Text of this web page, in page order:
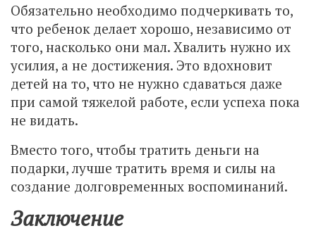
Обязательно необходимо подчеркивать то,
что ребенок делает хорошо, независимо от
того, насколько они мал. Хвалить нужно их
усилия, а не достижения. Это вдохновит
детей на то, что не нужно сдаваться даже
при самой тяжелой работе, если успеха пока
не видать.
Вместо того, чтобы тратить деньги на
подарки, лучше тратить время и силы на
создание долговременных воспоминаний.
Заключение